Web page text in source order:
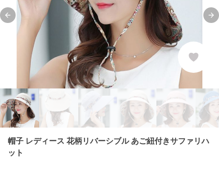
Previous slide
帽子 レディース 花柄リバーシブル あご紐付きサファリハ
ット